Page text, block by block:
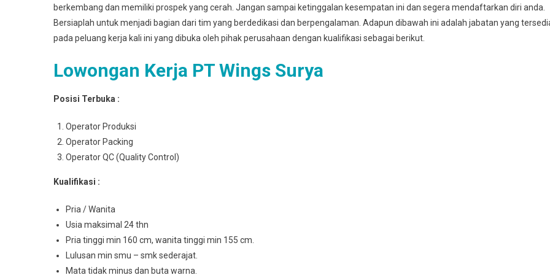
berkembang dan memiliki prospek yang cerah. Jangan sampai ketinggalan kesempatan ini dan segera mendaftarkan diri anda.
Bersiaplah untuk menjadi bagian dari tim yang berdedikasi dan berpengalaman. Adapun dibawah ini adalah jabatan yang
pada peluang kerja kali ini yang dibuka oleh pihak perusahaan dengan kualifikasi sebagai berikut.
Lowongan Kerja PT Wings Surya
Posisi Terbuka :
Operator Produksi
Operator Packing
Operator QC (Quality Control)
Kualifikasi :
Pria / Wanita
Usia maksimal 24 thn
Pria tinggi min 160 cm, wanita tinggi min 155 cm.
Lulusan min smu – smk sederajat.
Mata tidak minus dan buta warna.